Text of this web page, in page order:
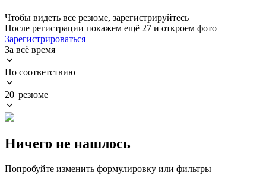
Чтобы видеть все резюме, зарегистрируйтесь
После регистрации покажем ещё 27 и откроем фото
Зарегистрироваться
За всё время
По соответствию
20 резюме
Ничего не нашлось
Попробуйте изменить формулировку или фильтры